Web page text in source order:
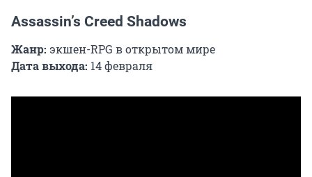
Assassin’s Creed Shadows
Жанр: экшен-RPG в открытом мире
Дата выхода: 14 февраля